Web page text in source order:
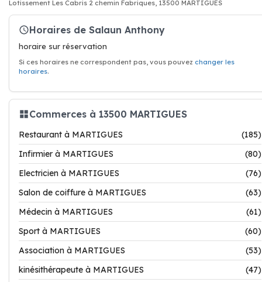
Lotissement Les Cabris 2 chemin Fabriques, 13500 MARTIGUES
Horaires de Salaun Anthony
horaire sur réservation
Si ces horaires ne correspondent pas, vous pouvez changer les
horaires.
Commerces à 13500 MARTIGUES
Restaurant à MARTIGUES
(185)
Infirmier à MARTIGUES
(80)
Electricien à MARTIGUES
(76)
Salon de coiffure à MARTIGUES
(63)
Médecin à MARTIGUES
(61)
Sport à MARTIGUES
(60)
Association à MARTIGUES
(53)
kinésithérapeute à MARTIGUES
(47)